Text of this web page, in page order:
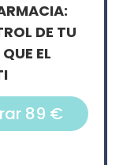
DE TU
EL
89 €